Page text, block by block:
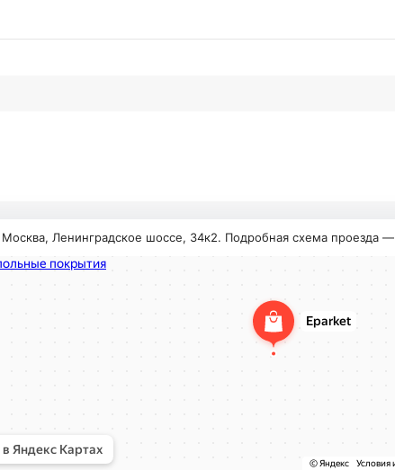
Ленинградское шоссе, 34к2. Подробная схема проезда —